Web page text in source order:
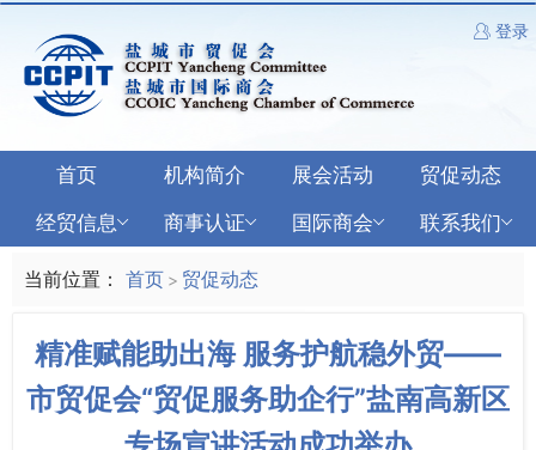
登录
首页 机构简介 展会活动
贸促动态
经贸信息
商事认证 国际商会 联系我们
当前位置： 首页 > 贸促动态
精准赋能助出海 服务护航稳外贸——
市贸促会“贸促服务助企行”盐南高新区